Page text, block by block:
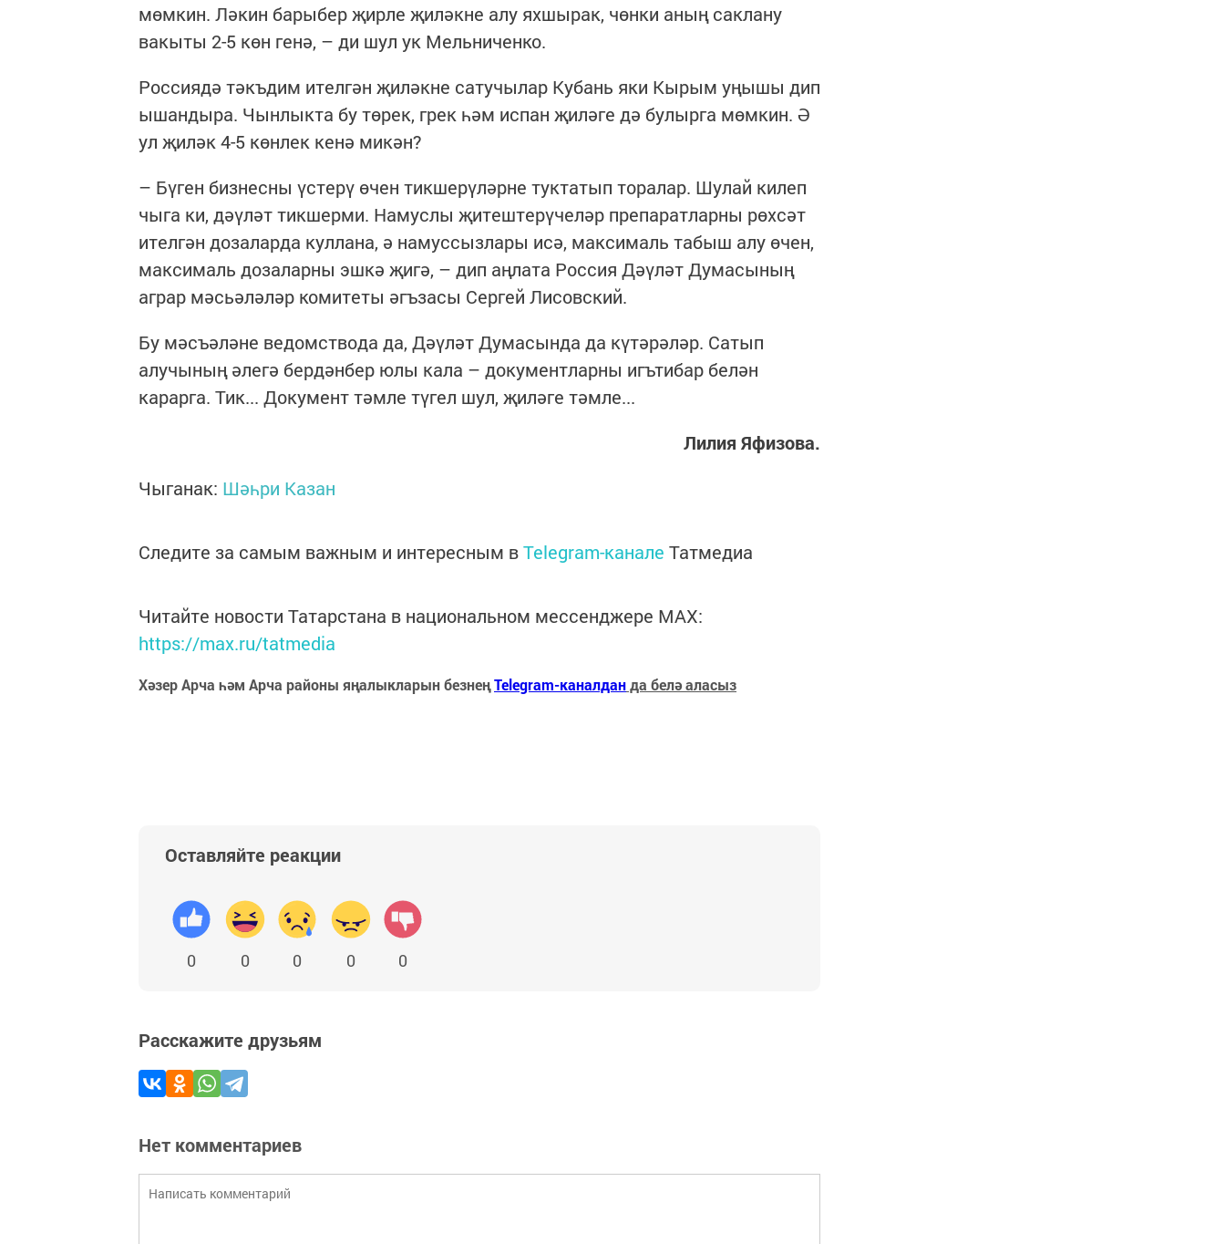
мөмкин. Ләкин барыбер җирле җиләкне алу яхшырак, чөнки аның саклану
вакыты 2-5 көн генә, – ди шул ук Мельниченко.
Россиядә тәкъдим ителгән җиләкне сатучылар Кубань яки Кырым уңышы дип
ышандыра. Чынлыкта бу төрек, грек һәм испан җиләге дә булырга мөмкин. Ә
ул җиләк 4-5 көнлек кенә микән?
– Бүген бизнесны үстерү өчен тикшерүләрне туктатып торалар. Шулай килеп
чыга ки, дәүләт тикшерми. Намуслы җитештерүчеләр препаратларны рөхсәт
ителгән дозаларда куллана, ә намуссызлары исә, максималь табыш алу өчен,
максималь дозаларны эшкә җигә, – дип аңлата Россия Дәүләт Думасының
аграр мәсьәләләр комитеты әгъзасы Сергей Лисовский.
Бу мәсъәләне ведомствода да, Дәүләт Думасында да күтәрәләр. Сатып
алучының әлегә бердәнбер юлы кала – документларны игътибар белән
карарга. Тик... Документ тәмле түгел шул, җиләге тәмле...
Лилия Яфизова.
Чыганак: Шәһри Казан
Следите за самым важным и интересным вTelegram-канале Татмедиа
Читайте новости Татарстана в национальном мессенджере MАХ:
https://max.ru/tatmedia
Хәзер Арча һәм Арча районы яңалыкларын безнеңTelegram-каналданда белә аласыз
Оставляйте реакции
0 0 0 0 0
Расскажите друзьям
Нет комментариев